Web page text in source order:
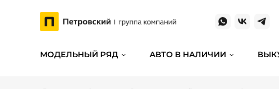
МОДЕЛЬНЫЙ РЯД АВТО В НАЛИЧИИ